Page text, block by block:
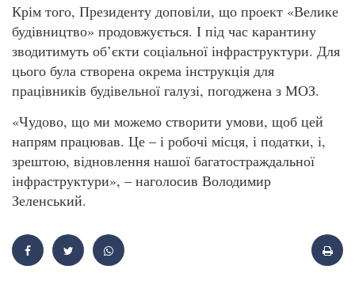
Крім того, Президенту доповіли, що проект «Велике
будівництво» продовжується. І під час карантину
зводитимуть об’єкти соціальної інфраструктури. Для
цього була створена окрема інструкція для
працівників будівельної галузі, погоджена з МОЗ.
«Чудово, що ми можемо створити умови, щоб цей
напрям працював. Це – і робочі місця, і податки, і,
зрештою, відновлення нашої багатостраждальної
інфраструктури», – наголосив Володимир
Зеленський.